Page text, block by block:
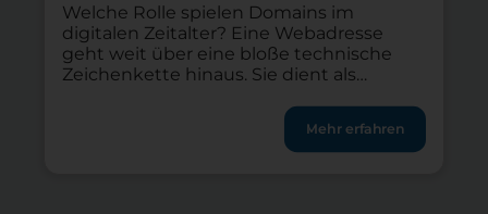
Welche Rolle spielen Domains im
digitalen Zeitalter? Eine Webadresse
geht weit über eine bloße technische
Zeichenkette hinaus. Sie dient als
und erster Kontaktpunkt zu digitalen
Angeboten. Die eigene Domain bildet für
jeden Verein, jedes Start-up und alle
Mehr erfahren